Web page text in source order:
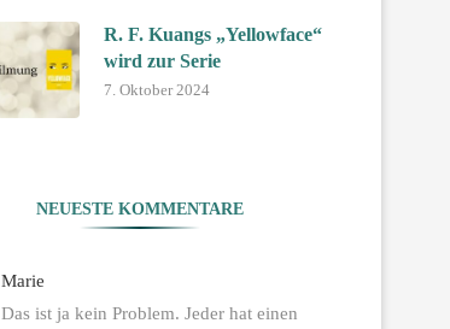
R. F. Kuangs „Yellowface“
wird zur Serie
7. Oktober 2024
NEUESTE KOMMENTARE
Marie
Das ist ja kein Problem. Jeder hat einen